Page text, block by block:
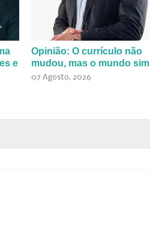
e
Opinião: O currículo não
mudou, mas o mundo sim
07 Agosto, 2026